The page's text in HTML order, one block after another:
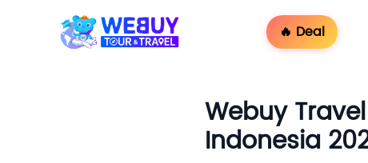
🔥 Deal
Webuy
Indonesia